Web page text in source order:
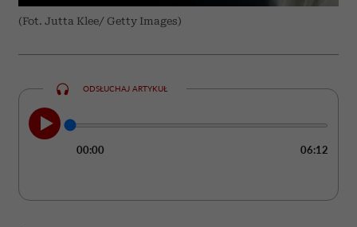
(Fot. Jutta Klee/ Getty Images)
ODSŁUCHAJ ARTYKUŁ
00:00 06:12